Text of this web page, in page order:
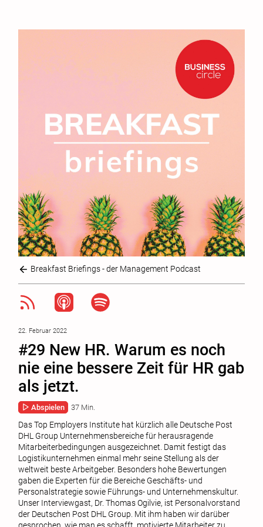
Breakfast Briefings - der Management Podcast
22. Februar 2022
#29 New HR. Warum es noch
nie eine bessere Zeit für HR gab
als jetzt.
Abspielen 37 Min.
Das Top Employers Institute hat kürzlich alle Deutsche Post
DHL Group Unternehmensbereiche für herausragende
Mitarbeiterbedingungen ausgezeichnet. Damit festigt das
Logistikunternehmen einmal mehr seine Stellung als der
weltweit beste Arbeitgeber. Besonders hohe Bewertungen
gaben die Experten für die Bereiche Geschäfts- und
Personalstrategie sowie Führungs- und Unternehmenskultur.
Unser Interviewgast, Dr. Thomas Ogilvie, ist Personalvorstand
der Deutschen Post DHL Group. Mit ihm haben wir darüber
gesprochen, wie man es schafft, motivierte Mitarbeiter zu